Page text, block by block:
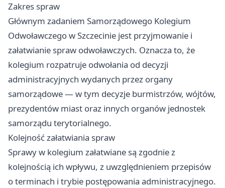
Zakres spraw
Głównym zadaniem Samorządowego Kolegium
Odwoławczego w Szczecinie jest przyjmowanie i
załatwianie spraw odwoławczych. Oznacza to, że
kolegium rozpatruje odwołania od decyzji
administracyjnych wydanych przez organy
samorządowe — w tym decyzje burmistrzów, wójtów,
prezydentów miast oraz innych organów jednostek
samorządu terytorialnego.
Kolejność załatwiania spraw
Sprawy w kolegium załatwiane są zgodnie z
kolejnością ich wpływu, z uwzględnieniem przepisów
o terminach i trybie postępowania administracyjnego.